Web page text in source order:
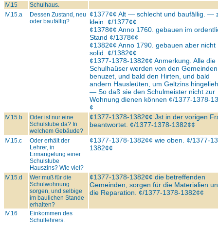
IV.15
Schulhaus.
IV.15.a
Dessen Zustand, neu
oder baufällig?
¢1377¢¢ Alt — schlecht und baufällig. —
klein. ¢/1377¢¢
¢1378¢¢ Anno 1760. gebauen im
Stand ¢/1378¢¢
¢1382¢¢ Anno 1790. gebauen aber nicht
solid. ¢/1382¢¢
¢1377-1378-1382¢¢ Anmerkung. Alle die
Schulhaüser werden von den Gemeinden
benuzet, und bald den Hirten, und bald
andern Hausleüten, um Geltzins
— So daß sie den Schulmeister nicht zur
Wohnung dienen können ¢/1377-1378-
¢
IV.15.b
Oder ist nur eine
Schulstube da? In
welchem Gebäude?
¢1377-1378-1382¢¢ Jst in der vorigen
beantwortet. ¢/1377-1378-1382¢¢
IV.15.c
Oder erhält der
Lehrer, in
Ermangelung einer
Schulstube
Hauszins? Wie viel?
¢1377-1378-1382¢¢ wie oben. ¢/1377-
1382¢¢
IV.15.d
Wer muß für die
Schulwohnung
sorgen, und selbige
im baulichen Stande
erhalten?
¢1377-1378-1382¢¢ die betreffenden
Gemeinden, sorgen für die Materialien
die Reparation. ¢/1377-1378-1382¢¢
IV.16
Einkommen des
Schullehrers.